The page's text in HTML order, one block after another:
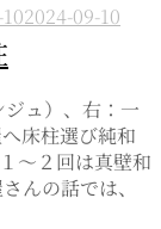
2024-09-10
）、右：一
床柱選び純和
～２回は真壁和
んの話では、